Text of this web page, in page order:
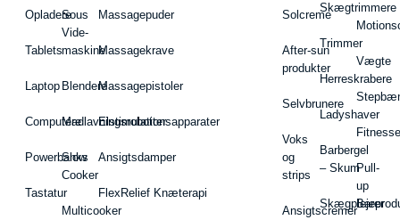
Opladere
Tablets
Laptop
Computere
Powerbanks
Tastatur
Sous
Vide-
maskine
Blendere
Madlavningsrobotter
Slow
Cooker
Multicooker
Massagepuder
Massagekrave
Massagepistoler
Elstimulationsapparater
Ansigtsdamper
FlexRelief Knæterapi
Solcreme
After-sun
produkter
Selvbrunere
Voks
og
strips
Ansigtscremer
Skægtrimmere
Trimmer
Herreskrabere
Ladyshaver
Barbergel
– Skum
Vægte
Pull-
up
Barer